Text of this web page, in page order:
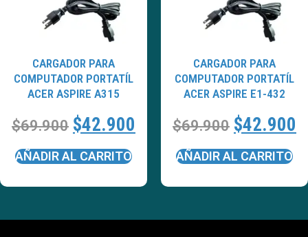
CARGADOR PARA
COMPUTADOR PORTATÍL
ACER ASPIRE A315
$69.900 $42.900
AÑADIR AL CARRITO
CARGADOR PARA
COMPUTADOR PORTATÍL
ACER ASPIRE E1-432
$69.900 $42.900
AÑADIR AL CARRITO